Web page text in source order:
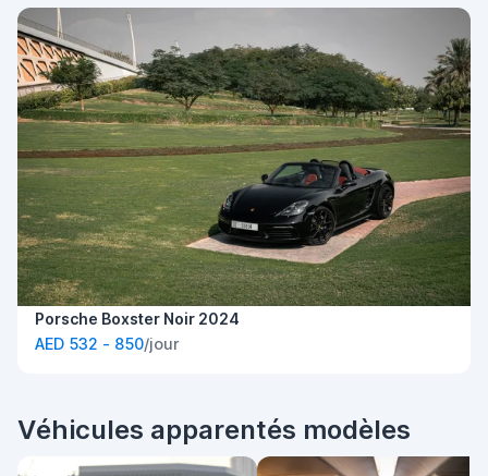
Porsche Boxster Noir 2024
AED 532 - 850/jour
Véhicules apparentés modèles